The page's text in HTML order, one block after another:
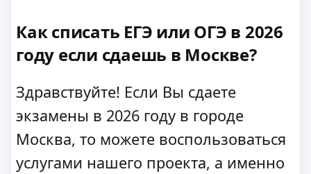
Как списать ЕГЭ или ОГЭ в 2026
году если сдаешь в Москве?
Здравствуйте! Если Вы сдаете
экзамены в 2026 году в городе
Москва, то можете воспользоваться
услугами нашего проекта, а именно